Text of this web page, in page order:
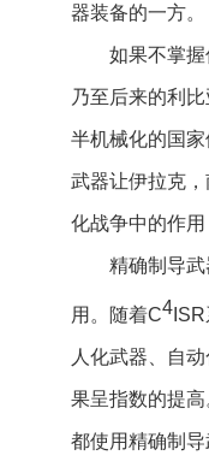
器装备的一方。
如果不掌
乃至后来的利
半机械化的国
武器让伊拉克
化战争中的作
精确制导
用。随着C4ISR
人化武器、自
果呈指数的提
都使用精确制